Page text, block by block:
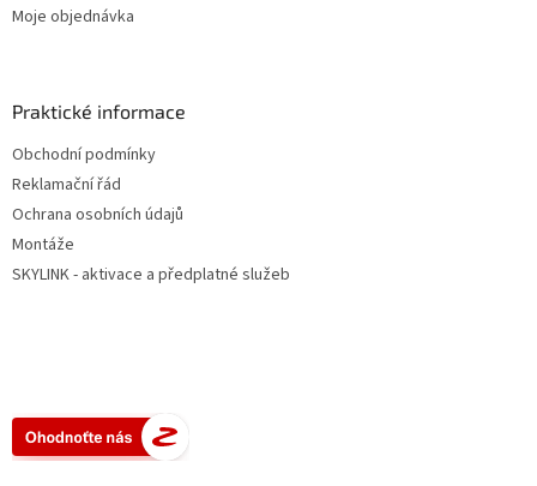
Moje objednávka
Praktické informace
Obchodní podmínky
Reklamační řád
Ochrana osobních údajů
Montáže
SKYLINK - aktivace a předplatné služeb